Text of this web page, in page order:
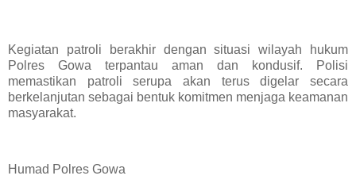
Kegiatan patroli berakhir dengan situasi wilayah hukum
Polres Gowa terpantau aman dan kondusif. Polisi
memastikan patroli serupa akan terus digelar secara
berkelanjutan sebagai bentuk komitmen menjaga keamanan
masyarakat.
Humad Polres Gowa